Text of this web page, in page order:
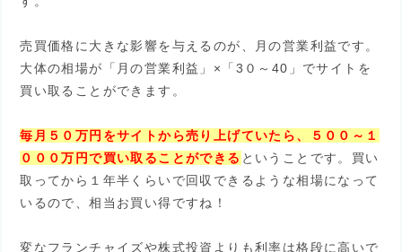
売買価格に大きな影響を与えるのが、月の営業利益です。
大体の相場が「月の営業利益」×「3０～40」でサイトを
買い取ることができます。
毎月５０万円をサイトから売り上げていたら、５００～１
０００万円で買い取ることができる ということです。買い
取ってから１年半くらいで回収できるような相場になって
いるので、相当お買い得ですね！
変なフランチャイズや株式投資よりも利率は格段に高いで